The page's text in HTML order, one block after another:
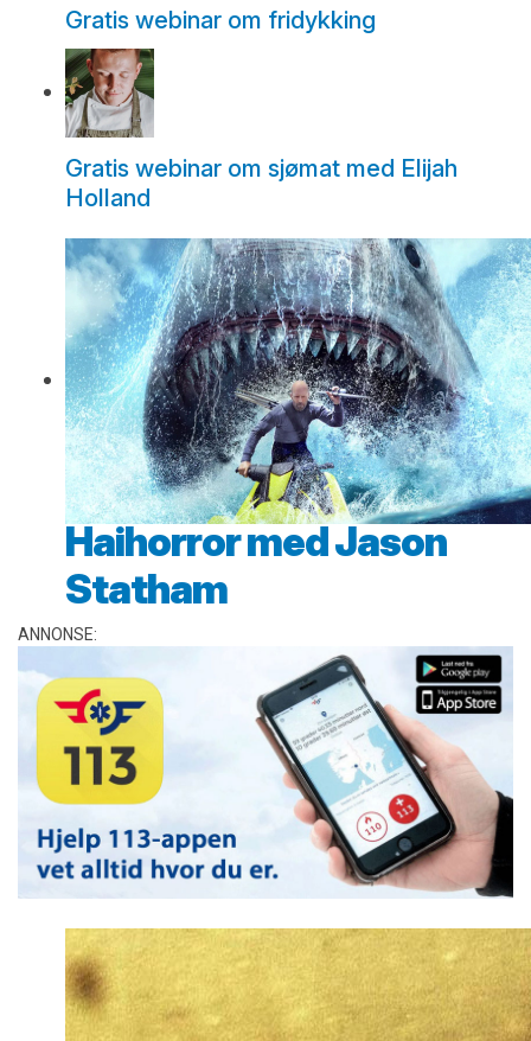
Gratis webinar om fridykking
Gratis webinar om sjømat med Elijah
Holland
Haihorror med Jason
Statham
ANNONSE: